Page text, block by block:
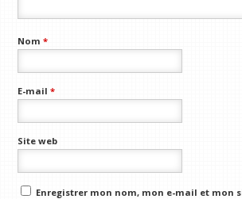
Nom*
E-mail*
Site web
Enregistrer mon nom, mon e-mail et mon